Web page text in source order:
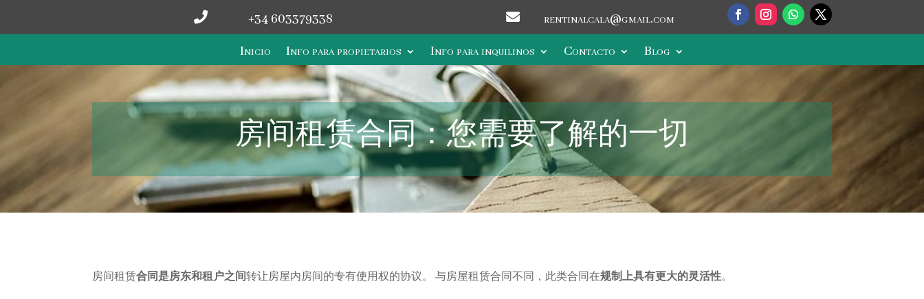
 +34 603379338 
rentinalcala@gmail.com
Inicio
Info para propietarios Info para inquilinos Contacto Blog
房间租赁合同：您需要了解的一切
房间租赁合同是房东和租户之间转让房屋内房间的专有使用权的协议。 与房屋租赁合同不同，此类合同在规制上具有更大的灵活性。